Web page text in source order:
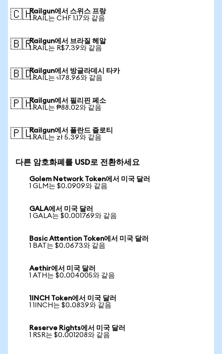
🇨🇭Railgun에서 스위스 프랑
1 RAIL는 CHF 1.17와 같음
🇧🇷Railgun에서 브라질 헤알
1 RAIL는 R$7.39와 같음
🇧🇩Railgun에서 방글라데시 타카
1 RAIL는 ৳178.96와 같음
🇵🇭Railgun에서 필리핀 페소
1 RAIL는 ₱88.02와 같음
🇵🇱Railgun에서 폴란드 즐로티
1 RAIL는 zł 5.39와 같음
다른 암호화폐를 USD로 전환하세요
Golem Network Token에서 미국 달러
1 GLM는 $0.0909와 같음
GALA에서 미국 달러
1 GALA는 $0.001769와 같음
Basic Attention Token에서 미국 달러
1 BAT는 $0.0673와 같음
Aethir에서 미국 달러
1 ATH는 $0.004005와 같음
1INCH Token에서 미국 달러
1 1INCH는 $0.0839와 같음
Reserve Rights에서 미국 달러
1 RSR는 $0.001208와 같음